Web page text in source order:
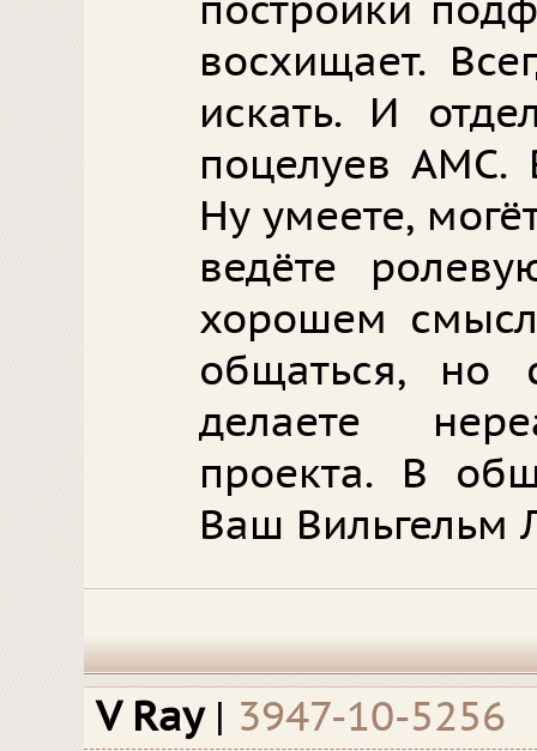
постройки
восхищает.
искать. И
поцелуев АМС.
Ну умеете,
ведёте
хорошем
общаться, но
делаете
проекта. В
Ваш Вильгельм
V Ray | 3947-10-5256